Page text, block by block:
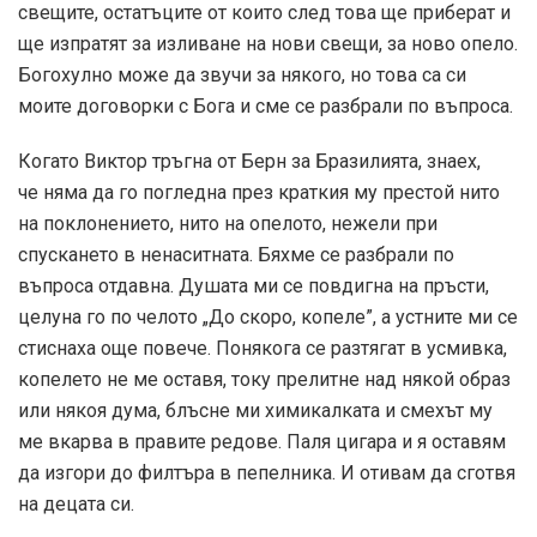
свещите, остатъците от които след това ще приберат и
ще изпратят за изливане на нови свещи, за ново опело.
Богохулно може да звучи за някого, но това са си
моите договорки с Бога и сме се разбрали по въпроса.
Когато Виктор тръгна от Берн за Бразилията, знаех,
че няма да го погледна през краткия му престой нито
на поклонението, нито на опелото, нежели при
спускането в ненаситната. Бяхме се разбрали по
въпроса отдавна. Душата ми се повдигна на пръсти,
целуна го по челото „До скоро, копеле”, а устните ми се
стиснаха още повече. Понякога се разтягат в усмивка,
копелето не ме оставя, току прелитне над някой образ
или някоя дума, блъсне ми химикалката и смехът му
ме вкарва в правите редове. Паля цигара и я оставям
да изгори до филтъра в пепелника. И отивам да сготвя
на децата си.